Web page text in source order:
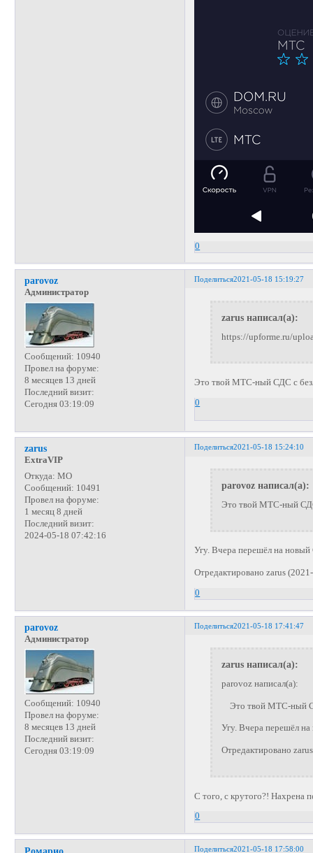
0
Поделиться2021-05-18 15:19:27
parovoz
Администратор
Сообщений: 10940
Провел на форуме:
8 месяцев 13 дней
Последний визит:
Сегодня 03:19:09
zarus написал(а):
https://upforme.ru/
Это твой МТС-ный СДС с
0
Поделиться2021-05-18 15:24:10
zarus
ExtraVIP
Откуда: МО
Сообщений: 10491
Провел на форуме:
1 месяц 8 дней
Последний визит:
2024-05-18 07:42:16
parovoz написал(а):
Это твой МТС-ный
Угу. Вчера перешёл на
Отредактировано zarus
0
Поделиться2021-05-18 17:41:47
parovoz
Администратор
Сообщений: 10940
Провел на форуме:
8 месяцев 13 дней
Последний визит:
Сегодня 03:19:09
zarus написал(а):
parovoz написал(а):
Это твой МТС-ный
Угу. Вчера перешёл
Отредактировано
С того, с крутого?! Нахрена
0
Поделиться2021-05-18 17:58:00
Ромарио